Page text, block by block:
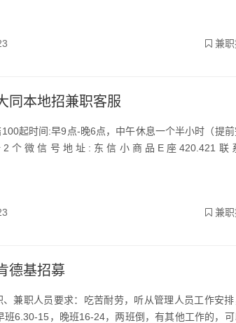
兼
同本地招兼职客服
起时间:早9点-晚6点，中午休息一个半小时（提前
个微信号地址:东信小商品E座420.421联
兼
德基招募
兼职人员要求：吃苦耐劳，听从管理人员工作安
6.30-15，晚班16-24，两班倒，有其他工作的，可